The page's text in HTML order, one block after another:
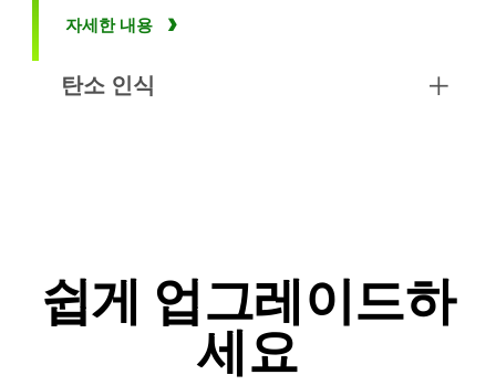
탄소 인식
자세한 내용
쉽게 업그레이드하
세요